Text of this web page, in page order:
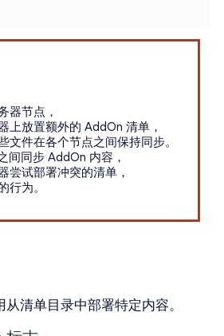
器节点，
上放置额外的 AddOn 清单，
文件在各个节点之间保持同步。
间同步 AddOn 内容，
尝试部署冲突的清单，
行为。
清单目录中部署特定内容。